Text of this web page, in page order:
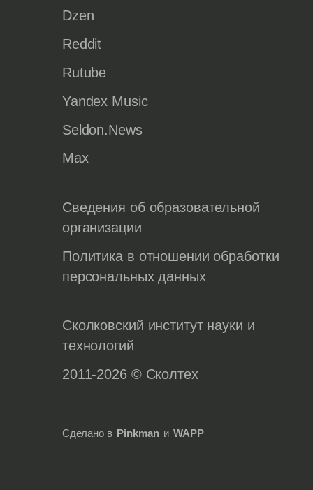
Dzen
Reddit
Rutube
Yandex Music
Seldon.News
Max
Сведения об образовательной
организации
Политика в отношении обработки
персональных данных
Сколковский институт науки и
технологий
2011-2026 © Сколтех
Сделано в Pinkman и WAPP